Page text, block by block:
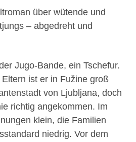
über wütende und
– abgedreht und
Jugo-Bande, ein Tschefur.
ist er in Fužine groß
von Ljubljana, doch
richtig angekommen. Im
klein, die Familien
niedrig. Vor dem